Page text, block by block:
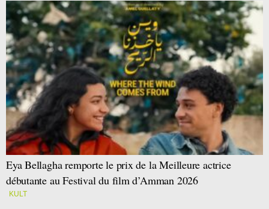
Eya Bellagha remporte le prix de la Meilleure actrice
débutante au Festival du film d’Amman 2026
KULT